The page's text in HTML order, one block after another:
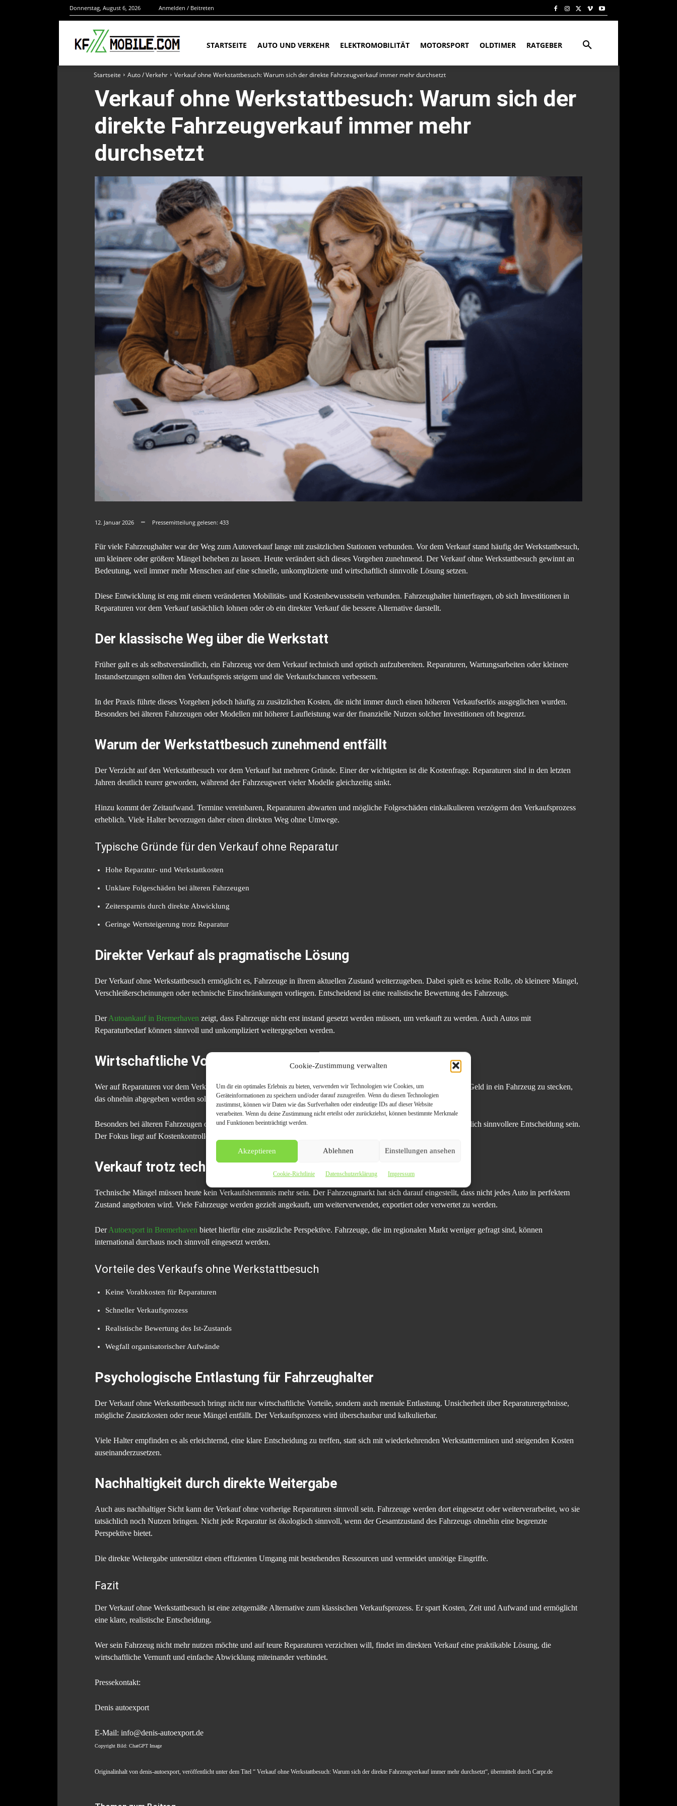
Cookie-Zustimmung verwalten
Um dir ein optimales Erlebnis zu bieten, verwenden wir Technologien wie Cookies, um
Geräteinformationen zu speichern und/oder darauf zuzugreifen. Wenn du diesen Technologien
zustimmst, können wir Daten wie das Surfverhalten oder eindeutige IDs auf dieser Website
verarbeiten. Wenn du deine Zustimmung nicht erteilst oder zurückziehst, können bestimmte Merkmale
und Funktionen beeinträchtigt werden.
Akzeptieren Ablehnen Einstellungen ansehen
Cookie-Richtlinie Datenschutzerklärung Impressum
Donnerstag, August 6, 2026 Anmelden / Beitreten
STARTSEITE AUTO UND VERKEHR ELEKTROMOBILITÄT MOTORSPORT OLDTIMER RATGEBER
Startseite Auto / Verkehr Verkauf ohne Werkstattbesuch: Warum sich der direkte Fahrzeugverkauf immer mehr durchsetzt
Verkauf ohne Werkstattbesuch: Warum sich der
direkte Fahrzeugverkauf immer mehr
durchsetzt
12. Januar 2026 Pressemitteilung gelesen: 433
Für viele Fahrzeughalter war der Weg zum Autoverkauf lange mit zusätzlichen Stationen verbunden. Vor dem Verkauf stand häufig der Werkstattbesuch,
um kleinere oder größere Mängel beheben zu lassen. Heute verändert sich dieses Vorgehen zunehmend. Der Verkauf ohne Werkstattbesuch gewinnt an
Bedeutung, weil immer mehr Menschen auf eine schnelle, unkomplizierte und wirtschaftlich sinnvolle Lösung setzen.
Diese Entwicklung ist eng mit einem veränderten Mobilitäts- und Kostenbewusstsein verbunden. Fahrzeughalter hinterfragen, ob sich Investitionen in
Reparaturen vor dem Verkauf tatsächlich lohnen oder ob ein direkter Verkauf die bessere Alternative darstellt.
Der klassische Weg über die Werkstatt
Früher galt es als selbstverständlich, ein Fahrzeug vor dem Verkauf technisch und optisch aufzubereiten. Reparaturen, Wartungsarbeiten oder kleinere
Instandsetzungen sollten den Verkaufspreis steigern und die Verkaufschancen verbessern.
In der Praxis führte dieses Vorgehen jedoch häufig zu zusätzlichen Kosten, die nicht immer durch einen höheren Verkaufserlös ausgeglichen wurden.
Besonders bei älteren Fahrzeugen oder Modellen mit höherer Laufleistung war der finanzielle Nutzen solcher Investitionen oft begrenzt.
Warum der Werkstattbesuch zunehmend entfällt
Der Verzicht auf den Werkstattbesuch vor dem Verkauf hat mehrere Gründe. Einer der wichtigsten ist die Kostenfrage. Reparaturen sind in den letzten
Jahren deutlich teurer geworden, während der Fahrzeugwert vieler Modelle gleichzeitig sinkt.
Hinzu kommt der Zeitaufwand. Termine vereinbaren, Reparaturen abwarten und mögliche Folgeschäden einkalkulieren verzögern den Verkaufsprozess
erheblich. Viele Halter bevorzugen daher einen direkten Weg ohne Umwege.
Typische Gründe für den Verkauf ohne Reparatur
Hohe Reparatur- und Werkstattkosten
Unklare Folgeschäden bei älteren Fahrzeugen
Zeitersparnis durch direkte Abwicklung
Geringe Wertsteigerung trotz Reparatur
Direkter Verkauf als pragmatische Lösung
Der Verkauf ohne Werkstattbesuch ermöglicht es, Fahrzeuge in ihrem aktuellen Zustand weiterzugeben. Dabei spielt es keine Rolle, ob kleinere Mängel,
Verschleißerscheinungen oder technische Einschränkungen vorliegen. Entscheidend ist eine realistische Bewertung des Fahrzeugs.
DerAutoankauf in Bremerhaven zeigt, dass Fahrzeuge nicht erst instand gesetzt werden müssen, um verkauft zu werden. Auch Autos mit
Reparaturbedarf können sinnvoll und unkompliziert weitergegeben werden.
Wirtschaftliche Vorteile des Verkaufs ohne Werkstatt
Wer auf Reparaturen vor dem Verkauf verzichtet, vermeidet zusätzliche Investitionen, deren Nutzen unsicher ist. Statt Geld in ein Fahrzeug zu stecken,
das ohnehin abgegeben werden soll, bleibt der finanzielle Aufwand überschaubar.
Besonders bei älteren Fahrzeugen oder bei absehbar weiterem Reparaturbedarf kann der direkte Verkauf die wirtschaftlich sinnvollere Entscheidung sein.
Der Fokus liegt auf Kostenkontrolle und schneller Abwicklung.
Verkauf trotz technischer Mängel
Technische Mängel müssen heute kein Verkaufshemmnis mehr sein. Der Fahrzeugmarkt hat sich darauf eingestellt, dass nicht jedes Auto in perfektem
Zustand angeboten wird. Viele Fahrzeuge werden gezielt angekauft, um weiterverwendet, exportiert oder verwertet zu werden.
DerAutoexport in Bremerhaven bietet hierfür eine zusätzliche Perspektive. Fahrzeuge, die im regionalen Markt weniger gefragt sind, können
international durchaus noch sinnvoll eingesetzt werden.
Vorteile des Verkaufs ohne Werkstattbesuch
Keine Vorabkosten für Reparaturen
Schneller Verkaufsprozess
Realistische Bewertung des Ist-Zustands
Wegfall organisatorischer Aufwände
Psychologische Entlastung für Fahrzeughalter
Der Verkauf ohne Werkstattbesuch bringt nicht nur wirtschaftliche Vorteile, sondern auch mentale Entlastung. Unsicherheit über Reparaturergebnisse,
mögliche Zusatzkosten oder neue Mängel entfällt. Der Verkaufsprozess wird überschaubar und kalkulierbar.
Viele Halter empfinden es als erleichternd, eine klare Entscheidung zu treffen, statt sich mit wiederkehrenden Werkstattterminen und steigenden Kosten
auseinanderzusetzen.
Nachhaltigkeit durch direkte Weitergabe
Auch aus nachhaltiger Sicht kann der Verkauf ohne vorherige Reparaturen sinnvoll sein. Fahrzeuge werden dort eingesetzt oder weiterverarbeitet, wo sie
tatsächlich noch Nutzen bringen. Nicht jede Reparatur ist ökologisch sinnvoll, wenn der Gesamtzustand des Fahrzeugs ohnehin eine begrenzte
Perspektive bietet.
Die direkte Weitergabe unterstützt einen effizienten Umgang mit bestehenden Ressourcen und vermeidet unnötige Eingriffe.
Fazit
Der Verkauf ohne Werkstattbesuch ist eine zeitgemäße Alternative zum klassischen Verkaufsprozess. Er spart Kosten, Zeit und Aufwand und ermöglicht
eine klare, realistische Entscheidung.
Wer sein Fahrzeug nicht mehr nutzen möchte und auf teure Reparaturen verzichten will, findet im direkten Verkauf eine praktikable Lösung, die
wirtschaftliche Vernunft und einfache Abwicklung miteinander verbindet.
Pressekontakt:
Denis autoexport
E-Mail: info@denis-autoexport.de
Copyright Bild: ChatGPT Image
Originalinhalt von denis-autoexport, veröffentlicht unter dem Titel “ Verkauf ohne Werkstattbesuch: Warum sich der direkte Fahrzeugverkauf immer mehr durchsetzt“, übermittelt durch Carpr.de